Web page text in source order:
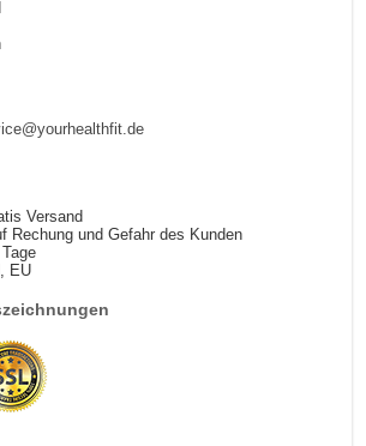
Versand
Rechung und Gefahr des Kunden
EU